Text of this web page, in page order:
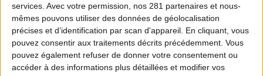
services. Avec votre permission, nos 281 partenaires et nous-
mêmes pouvons utiliser des données de géolocalisation
précises et d’identification par scan d'appareil. En cliquant, vous
pouvez consentir aux traitements décrits précédemment. Vous
pouvez également refuser de donner votre consentement ou
accéder à des informations plus détaillées et modifier vos
Dates de chasse dans ce département
Ouverture :